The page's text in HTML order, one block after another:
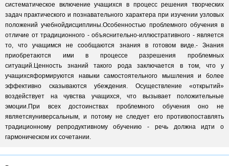
систематическое включение учащихся в процесс решения творческих
задач практического и познавательного характера при изучении узловых
положений учебнойдисциплины.Особенностью проблемного обучения в
отличие от традиционного - объяснительно-иллюстративного - является
то, что учащимся не сообщаются знания в готовом виде.- Знания
приобретаются ими в процессе разрешения проблемных
ситуаций.Ценность знаний такого рода заключается в том, что у
учащихсяформируются навыки самостоятельного мышления и более
эффективно сказываются убеждения. Осуществление «открытий»
воздействует на чувства учащихся, что вызывает положительные
эмоции.При всех достоинствах проблемного обучения оно не
являетсяуниверсальным, и потому не следует его противопоставлять
традиционному репродуктивному обучению - речь должна идти о
гармоническом их сочетании.